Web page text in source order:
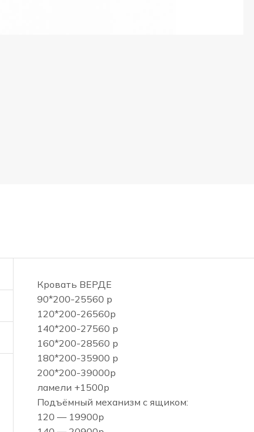
Кровать ВЕРДЕ
90*200-25560 р
120*200-26560р
140*200-27560 р
160*200-28560 р
180*200-35900 р
200*200-39000р
ламели +1500р
Подъёмный механизм с ящиком:
120 — 19900р